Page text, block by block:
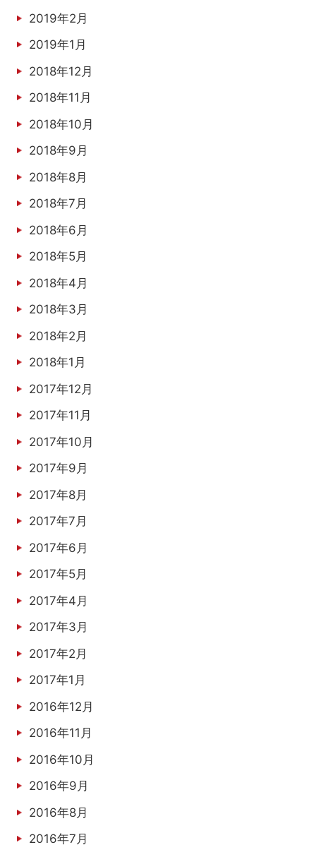
2019年2月
2019年1月
2018年12月
2018年11月
2018年10月
2018年9月
2018年8月
2018年7月
2018年6月
2018年5月
2018年4月
2018年3月
2018年2月
2018年1月
2017年12月
2017年11月
2017年10月
2017年9月
2017年8月
2017年7月
2017年6月
2017年5月
2017年4月
2017年3月
2017年2月
2017年1月
2016年12月
2016年11月
2016年10月
2016年9月
2016年8月
2016年7月